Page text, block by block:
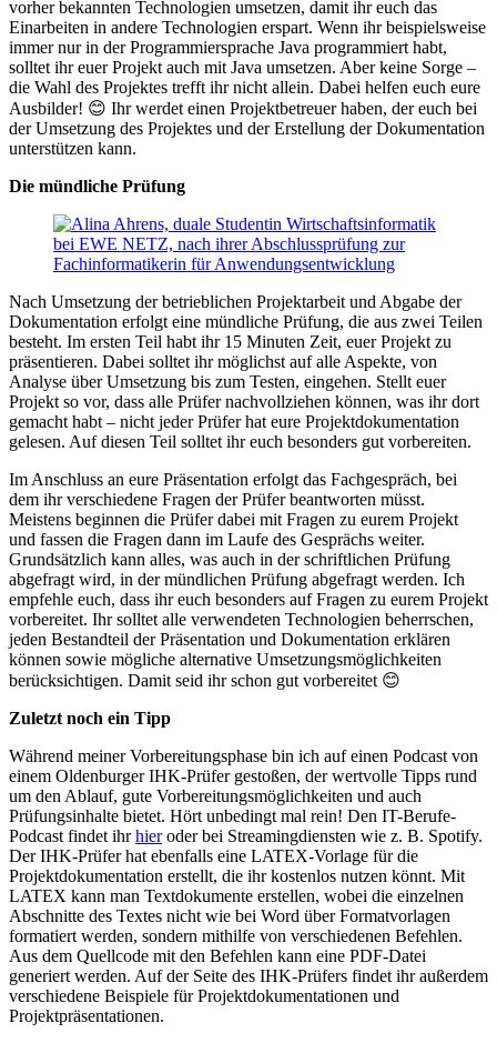
vorher bekannten Technologien umsetzen, damit ihr euch das
Einarbeiten in andere Technologien erspart. Wenn ihr beispielsweise
immer nur in der Programmiersprache Java programmiert habt,
solltet ihr euer Projekt auch mit Java umsetzen. Aber keine Sorge –
die Wahl des Projektes trefft ihr nicht allein. Dabei helfen euch eure
Ausbilder! 😊 Ihr werdet einen Projektbetreuer haben, der euch bei
der Umsetzung des Projektes und der Erstellung der Dokumentation
unterstützen kann.
Die mündliche Prüfung
Nach Umsetzung der betrieblichen Projektarbeit und Abgabe der
Dokumentation erfolgt eine mündliche Prüfung, die aus zwei Teilen
besteht. Im ersten Teil habt ihr 15 Minuten Zeit, euer Projekt zu
präsentieren. Dabei solltet ihr möglichst auf alle Aspekte, von
Analyse über Umsetzung bis zum Testen, eingehen. Stellt euer
Projekt so vor, dass alle Prüfer nachvollziehen können, was ihr dort
gemacht habt – nicht jeder Prüfer hat eure Projektdokumentation
gelesen. Auf diesen Teil solltet ihr euch besonders gut vorbereiten.
Im Anschluss an eure Präsentation erfolgt das Fachgespräch, bei
dem ihr verschiedene Fragen der Prüfer beantworten müsst.
Meistens beginnen die Prüfer dabei mit Fragen zu eurem Projekt
und fassen die Fragen dann im Laufe des Gesprächs weiter.
Grundsätzlich kann alles, was auch in der schriftlichen Prüfung
abgefragt wird, in der mündlichen Prüfung abgefragt werden. Ich
empfehle euch, dass ihr euch besonders auf Fragen zu eurem Projekt
vorbereitet. Ihr solltet alle verwendeten Technologien beherrschen,
jeden Bestandteil der Präsentation und Dokumentation erklären
können sowie mögliche alternative Umsetzungsmöglichkeiten
berücksichtigen. Damit seid ihr schon gut vorbereitet 😊
Zuletzt noch ein Tipp
Während meiner Vorbereitungsphase bin ich auf einen Podcast von
einem Oldenburger IHK-Prüfer gestoßen, der wertvolle Tipps rund
um den Ablauf, gute Vorbereitungsmöglichkeiten und auch
Prüfungsinhalte bietet. Hört unbedingt mal rein! Den IT-Berufe-
Podcast findet ihrhieroder bei Streamingdiensten wie z. B. Spotify.
Der IHK-Prüfer hat ebenfalls eine LATEX-Vorlage für die
Projektdokumentation erstellt, die ihr kostenlos nutzen könnt. Mit
LATEX kann man Textdokumente erstellen, wobei die einzelnen
Abschnitte des Textes nicht wie bei Word über Formatvorlagen
formatiert werden, sondern mithilfe von verschiedenen Befehlen.
Aus dem Quellcode mit den Befehlen kann eine PDF-Datei
generiert werden. Auf der Seite des IHK-Prüfers findet ihr außerdem
verschiedene Beispiele für Projektdokumentationen und
Projektpräsentationen.